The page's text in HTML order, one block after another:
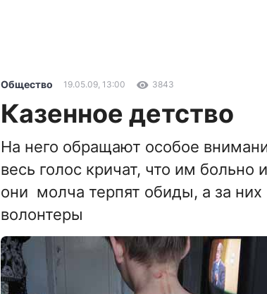
Общество 19.05.09, 13:00 3843
Казенное детство
На него обращают особое
весь голос кричат, что им
они молча терпят обиды, а за них
волонтеры